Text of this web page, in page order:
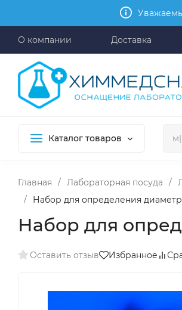
О компании Доставка
Каталог товаров
Главная / Лабораторная посуда /
/
Набор для определения
Набор для
Оставить отзыв Избранное